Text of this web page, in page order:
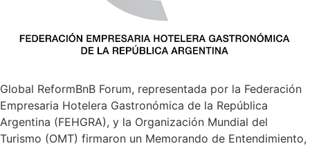
Global ReformBnB Forum, representada por la Federación
Empresaria Hotelera Gastronómica de la República
Argentina (FEHGRA), y la Organización Mundial del
Turismo (OMT) firmaron un Memorando de Entendimiento,